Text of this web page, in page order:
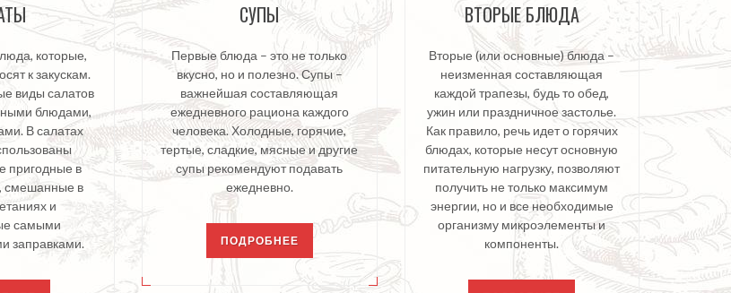
которые,
к закускам.
виды салатов
блюдами,
В салатах
пригодные в
смешанные в
и
самыми
заправками.
СУПЫ
Первые блюда – это не только
вкусно, но и полезно. Супы –
важнейшая составляющая
ежедневного рациона каждого
человека. Холодные, горячие,
тертые, сладкие, мясные и другие
супы рекомендуют подавать
ежедневно.
ПОДРОБНЕЕ
ВТОРЫЕ БЛЮДА
Вторые (или основные) блюда –
неизменная составляющая
каждой трапезы, будь то обед,
ужин или праздничное застолье.
Как правило, речь идет о горячих
блюдах, которые несут основную
питательную нагрузку, позволяют
получить не только максимум
энергии, но и все необходимые
организму микроэлементы и
компоненты.